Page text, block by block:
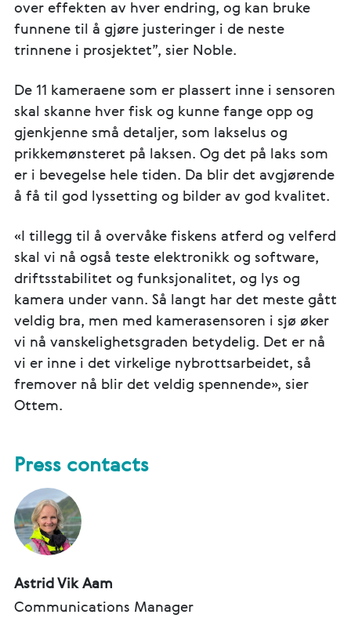
over effekten av hver endring, og kan bruke
funnene til å gjøre justeringer i de neste
trinnene i prosjektet”, sier Noble.
De 11 kameraene som er plassert inne i sensoren
skal skanne hver fisk og kunne fange opp og
gjenkjenne små detaljer, som lakselus og
prikkemønsteret på laksen. Og det på laks som
er i bevegelse hele tiden. Da blir det avgjørende
å få til god lyssetting og bilder av god kvalitet.
«I tillegg til å overvåke fiskens atferd og velferd
skal vi nå også teste elektronikk og software,
driftsstabilitet og funksjonalitet, og lys og
kamera under vann. Så langt har det meste gått
veldig bra, men med kamerasensoren i sjø øker
vi nå vanskelighetsgraden betydelig. Det er nå
vi er inne i det virkelige nybrottsarbeidet, så
fremover nå blir det veldig spennende», sier
Ottem.
Press contacts
Astrid Vik Aam
Communications Manager